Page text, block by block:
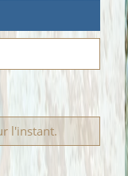
l'instant.